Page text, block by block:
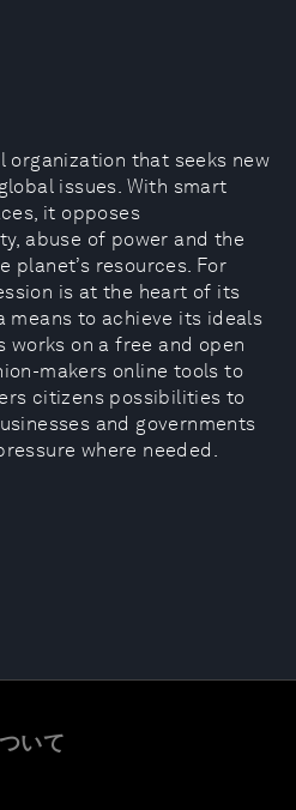
organization that seeks new
issues. With smart
it opposes
abuse of power and the
planet’s resources. For
is at the heart of its
means to achieve its ideals
works on a free and open
makers online tools to
citizens possibilities to
and governments
where needed.
いて